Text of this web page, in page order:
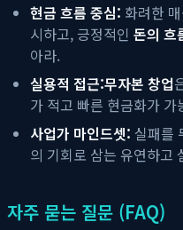
현금 흐름 중심: 화려한
시하고, 긍정적인 돈의 흐
아라.
실용적 접근:무자본 창업
가 적고 빠른 현금화가
사업가 마인드셋: 실패를
의 기회로 삼는 유연하고
자주 묻는 질문 (FAQ)